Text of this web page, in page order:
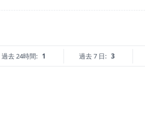
過去 24時間: 1 過去 7 日: 3